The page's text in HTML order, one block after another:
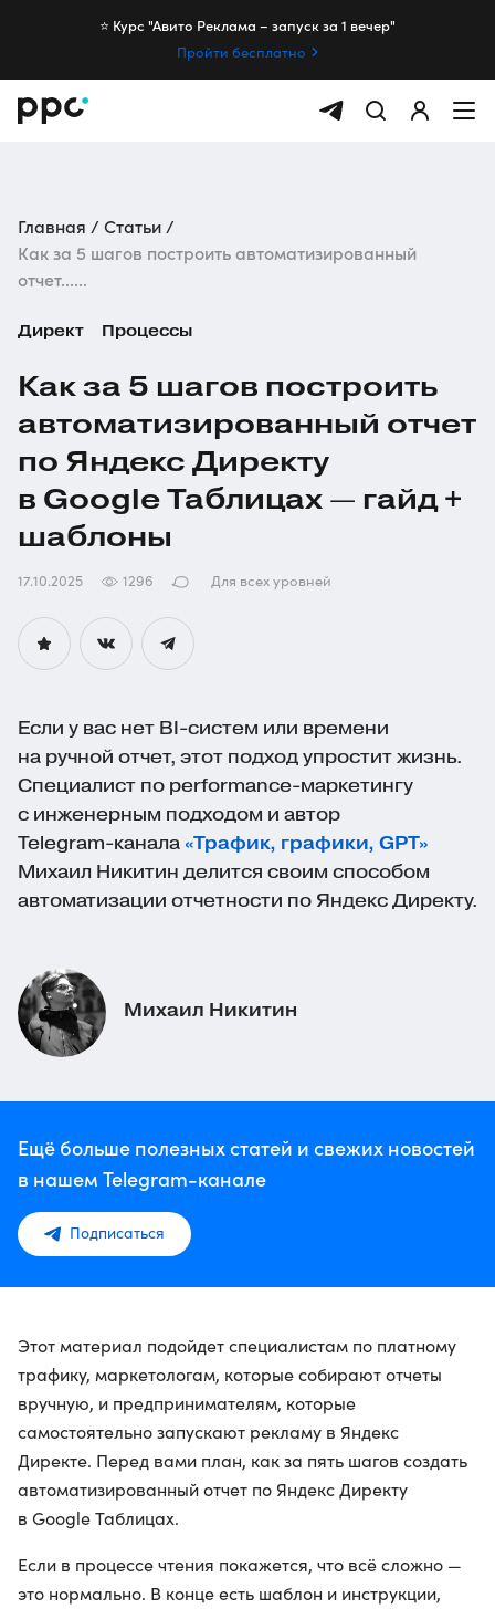
⭐️ Курс "Авито Реклама – запуск за 1 вечер"
Пройти бесплатно
Главная
Статьи
Как за 5 шагов построить автоматизированный
отчет......
Директ Процессы
Как за 5 шагов построить
автоматизированный отчет
по Яндекс Директу
в Google Таблицах — гайд +
шаблоны
17.10.2025 1296 Для всех уровней
Если у вас нет BI-систем или времени
на ручной отчет, этот подход упростит жизнь.
Специалист по performance-маркетингу
с инженерным подходом и автор
Telegram-канала «Трафик, графики, GPT»
Михаил Никитин делится своим способом
автоматизации отчетности по Яндекс Директу.
Михаил Никитин
Ещё больше полезных статей и свежих новостей
в нашем Telegram-канале
Подписаться
Этот материал подойдет специалистам по платному
трафику, маркетологам, которые собирают отчеты
вручную, и предпринимателям, которые
самостоятельно запускают рекламу в Яндекс
Директе. Перед вами план, как за пять шагов создать
автоматизированный отчет по Яндекс Директу
в Google Таблицах.
Если в процессе чтения покажется, что всё сложно —
это нормально. В конце есть шаблон и инструкции,